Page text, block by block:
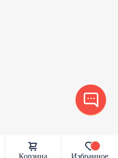
Корзина Избранное